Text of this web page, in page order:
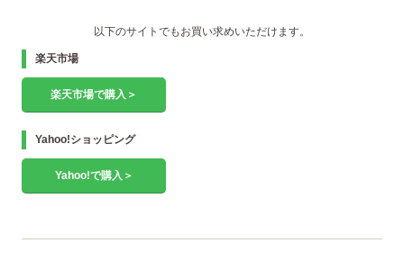
以下のサイトでもお買い求めいただけます。
楽天市場
楽天市場で購入＞
Yahoo!ショッピング
Yahoo!で購入＞